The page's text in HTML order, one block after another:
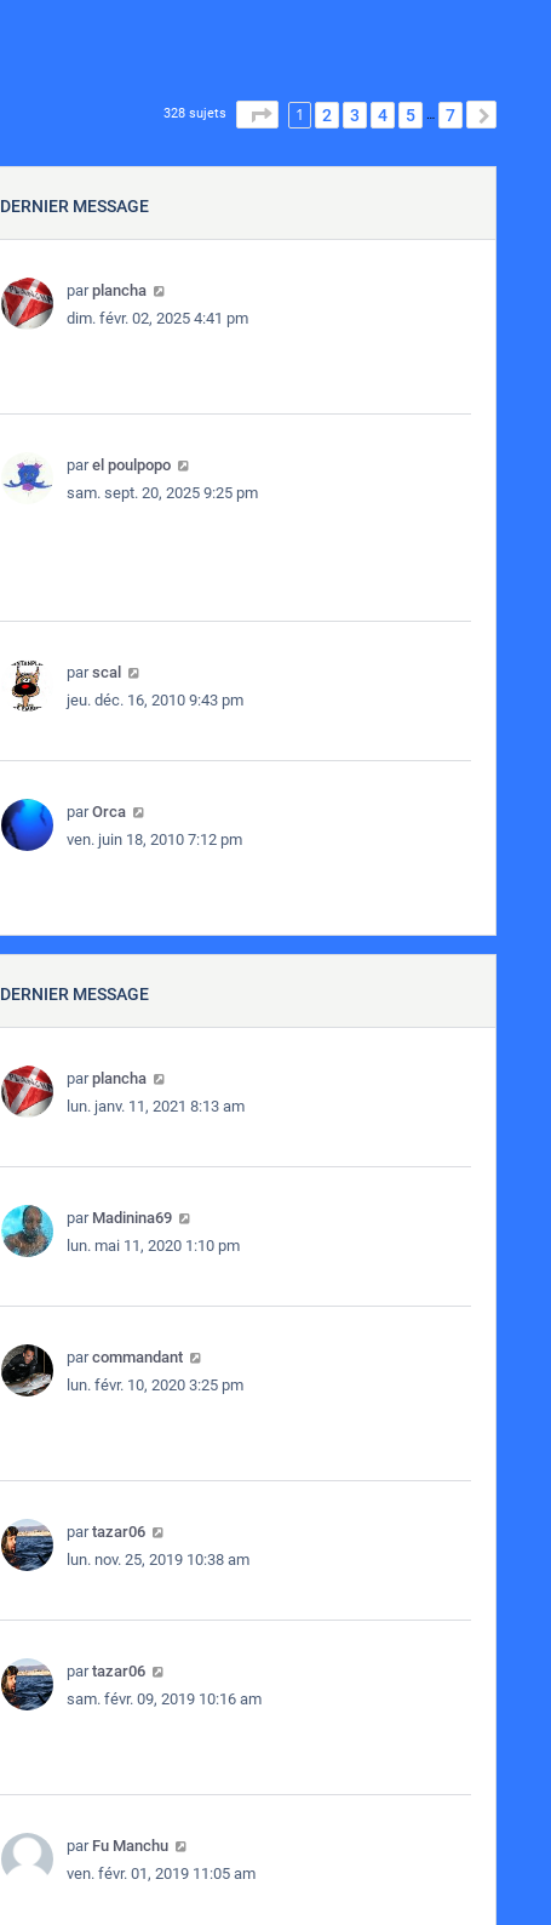
328 sujets PAGE 1SUR
1 2 3 4 5 … 7
DERNIER MESSAGE
parplancha
dim. févr. 02, 2025 4:41 pm
parel poulpopo
sam. sept. 20, 2025 9:25 pm
parscal
jeu. déc. 16, 2010 9:43 pm
parOrca
ven. juin 18, 2010 7:12 pm
DERNIER MESSAGE
parplancha
lun. janv. 11, 2021 8:13 am
par Madinina69
lun. mai 11, 2020 1:10 pm
parcommandant
lun. févr. 10, 2020 3:25 pm
partazar06
lun. nov. 25, 2019 10:38 am
partazar06
sam. févr. 09, 2019 10:16 am
par Fu Manchu
ven. févr. 01, 2019 11:05 am